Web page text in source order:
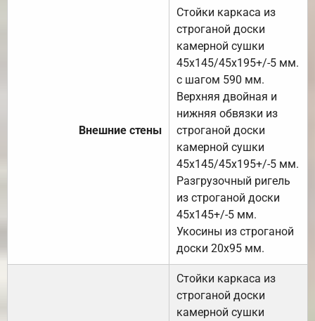
Внешние стены
Стойки каркаса из
строганой доски
камерной сушки
45х145/45х195+/-5 мм.
с шагом 590 мм.
Верхняя двойная и
нижняя обвязки из
строганой доски
камерной сушки
45х145/45х195+/-5 мм.
Разгрузочный ригель
из строганой доски
45х145+/-5 мм.
Укосины из строганой
доски 20х95 мм.
Стойки каркаса из
строганой доски
камерной сушки